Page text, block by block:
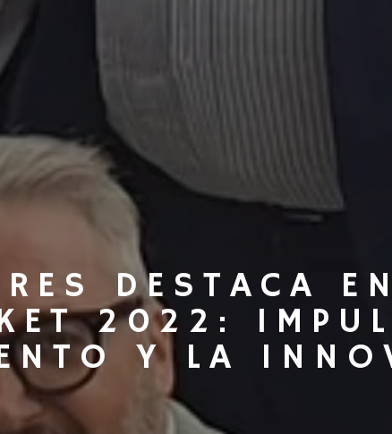
DESTACA
2022:
Y LA